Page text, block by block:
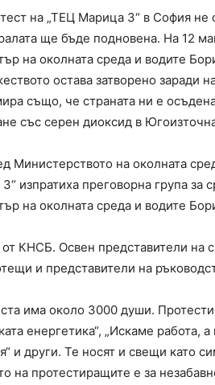
на „ТЕЦ Марица 3“ в София не
ще бъде подновена. На 12
на околната среда и водите
остава затворено заради
също, че страната ни е
със серен диоксид в
Министерството на околната
изпратиха преговорна група за
на околната среда и водите
КНСБ. Освен представители на
и представители на
има около 3000 души.
енергетика“, „Искаме работа, а
и други. Те носят и свещи като
на протестиращите е за